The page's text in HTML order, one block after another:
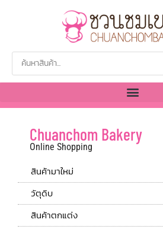
Chuanchom Bakery
Online Shopping
สินค้ามาใหม่
วัตุดิบ
สินค้าตกแต่ง